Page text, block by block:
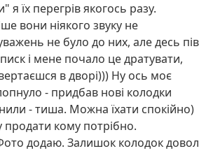
я їх перегрів якогось разу.
вони ніякого звуку не
не було до них, але десь пів
і мене почало це дратувати,
в дворі))) Ну ось моє
- придбав нові колодки
- тиша. Можна їхати спокійно)
продати кому потрібно.
додаю. Залишок колодок